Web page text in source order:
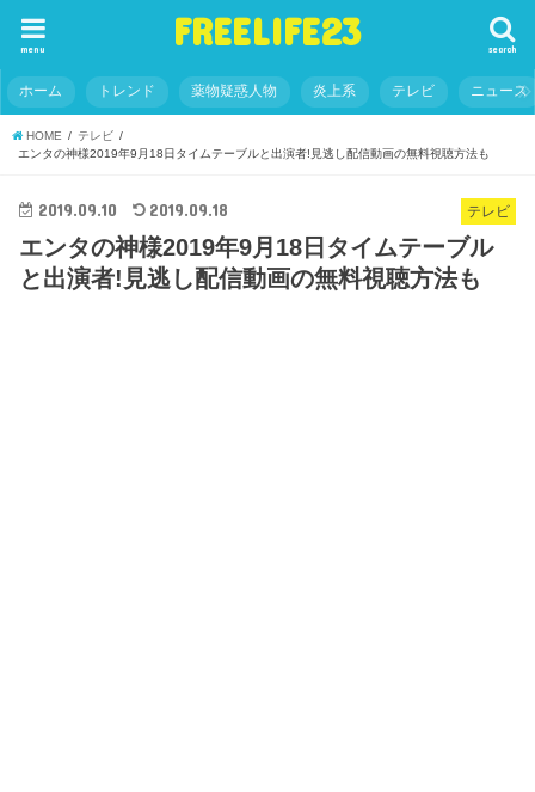
FREELIFE23 search
menu
ホーム トレンド 薬物疑惑人物 炎上系 テレビ ニュース
HOME
テレビ
エンタの神様2019年9月18日タイムテーブルと出演者!見逃し配信動画の無料視聴方法も
テレビ
2019.09.10 2019.09.18
エンタの神様2019年9月18日タイムテーブル
と出演者!見逃し配信動画の無料視聴方法も